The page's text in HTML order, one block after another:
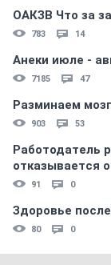
ОАКЗВ Что за
783 14
Анеки июле -
7185 47
Разминаем
903 53
Работодатель
отказывается
91 0
Здоровье
80 0